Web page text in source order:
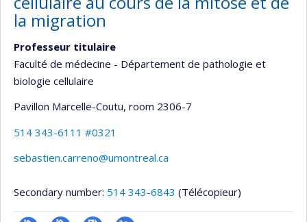
la migration
Professeur titulaire
Faculté de médecine - Département de pathologie et
biologie cellulaire
Pavillon Marcelle-Coutu, room 2306-7
514 343-6111 #0321
sebastien.carreno@umontreal.ca
Secondary number: 514 343-6843 (Télécopieur)